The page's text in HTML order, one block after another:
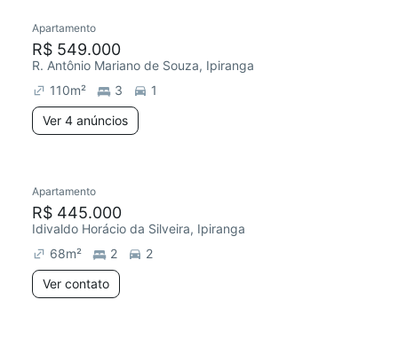
Chegou este mês
Apartamento
R$ 549.000
R. Antônio Mariano de Souza, Ipiranga
110m² 3
1
Ver 4 anúncios
Redecorar
Apartamento
R$ 445.000
Idivaldo Horácio da Silveira, Ipiranga
68m² 2
2
Ver contato